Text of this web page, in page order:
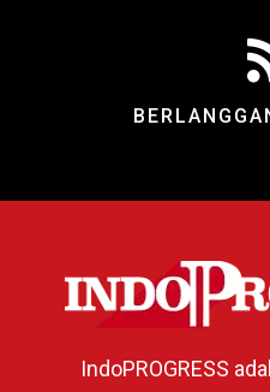
IndoPROGRESS